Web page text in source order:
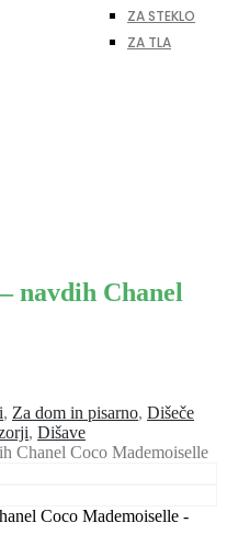
ZA STEKLO
ZA TLA
navdih Chanel
, Za dom in pisarno, Dišeče
, Dišave
Chanel Coco Mademoiselle